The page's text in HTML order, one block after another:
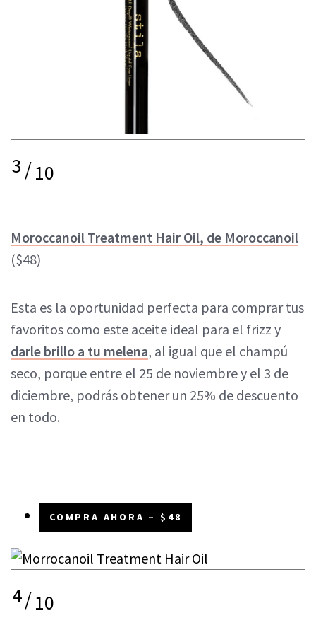
3/10
Moroccanoil Treatment Hair Oil, de Moroccanoil
($48)
Esta es la oportunidad perfecta para comprar tus
favoritos como este aceite ideal para el frizz y
darle brillo a tu melena, al igual que el champú
seco, porque entre el 25 de noviembre y el 3 de
diciembre, podrás obtener un 25% de descuento
en todo.
COMPRA AHORA – $48
4/10